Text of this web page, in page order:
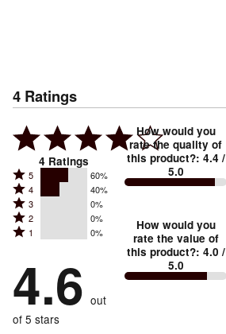
4 Ratings
4 Ratings
Rated
5
stars
by
reviewers
5 60%
Rated
4
stars
by
of
reviewers
4 40%
Rated
3
stars
0%
of
reviewers
3 0%
Rated
2
by
0%
reviewers
2 0%
Rated
stars
by
0%
of
1 0%
4.6 out
of 5 stars
How would you
rate the quality of
this product?: 4.4 /
5.0
How would you
rate the value of
this product?: 4.0 /
5.0